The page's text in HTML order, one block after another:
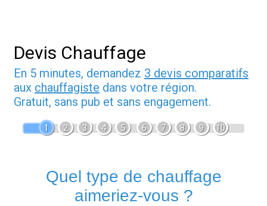
Devis Chauffage
En 5 minutes, demandez 3 devis comparatifs
aux chauffagiste dans votre région.
Gratuit, sans pub et sans engagement.
1 2 3 4 5 6 7 8 9 10
Quel type de chauffage
aimeriez-vous ?